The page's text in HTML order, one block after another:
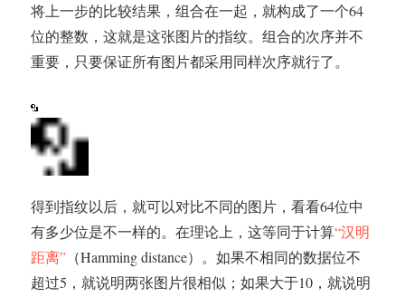
将上一步的比较结果，组合在一起，就构成了一个64
位的整数，这就是这张图片的指纹。组合的次序并不
重要，只要保证所有图片都采用同样次序就行了。
得到指纹以后，就可以对比不同的图片，看看64位中
有多少位是不一样的。在理论上，这等同于计算“汉明
距离” （Hamming distance）。如果不相同的数据位不
超过5，就说明两张图片很相似；如果大于10，就说明